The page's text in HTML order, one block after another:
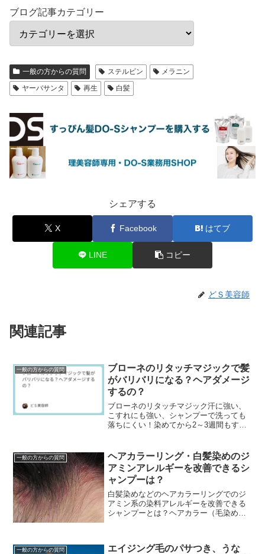
ブログ記事カテゴリー
一般の方からの質問 ステルビン
メラニン
ヤーバサンタ
再生 白髪
シェアする
X Facebook はてブ
LINE コピー
どＳ美容師
関連記事
一般の方からの質問
ブローネのリタッチマジックで髪
がバリバリになる？ヘアダメージ
するの？
ブローネのリタッチマジック汗に強い、
こすれにも強い、シャンプーで洗っても
落ちにくい！染めてから2～3週間もする
傷みが気になる...
一般の方からの質問
ヘアカラーリング・白髪染めのジ
アミンアレルギーを改善できるシ
ャンプーは？
白髪染めなどのヘアカラーリングでのジ
アミン系の染料アレルギーを改善できる
シャンプーとは？ヘアカラー（毛染め）
ミンアレルギーってな...
一般の方からの質問
エイジング毛のパサつき、うな